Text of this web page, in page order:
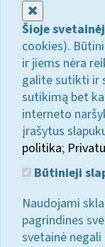
Šioje
cookies).
ir jiems nėra
galite sutikti ir
sutikimą bet
interneto
įrašytus
politika;
Būtinieji
Naudojami
pagrindines
svetainė